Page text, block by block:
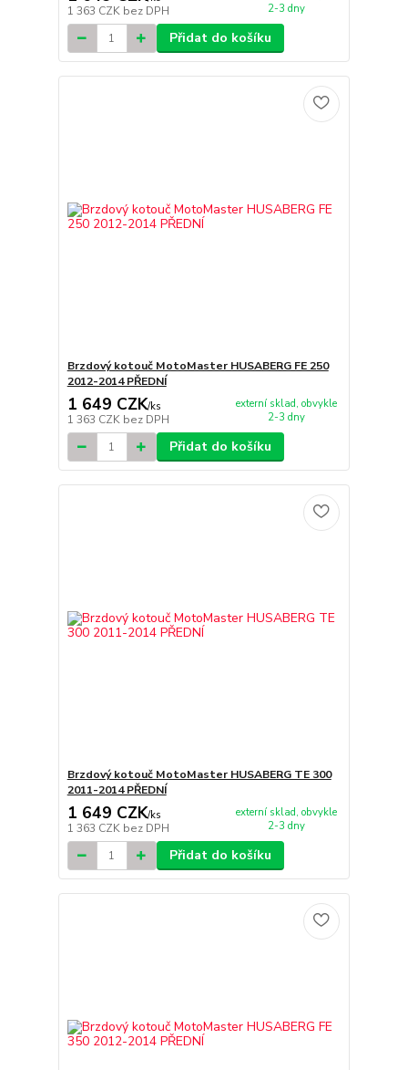
1 363 CZK bez DPH
2-3 dny
Přidat do košíku
Brzdový kotouč MotoMaster HUSABERG FE 250
2012-2014 PŘEDNÍ
1 649 CZK/ks
1 363 CZK bez DPH
externí sklad, obvykle
2-3 dny
Přidat do košíku
Brzdový kotouč MotoMaster HUSABERG TE 300
2011-2014 PŘEDNÍ
1 649 CZK/ks
1 363 CZK bez DPH
externí sklad, obvykle
2-3 dny
Přidat do košíku